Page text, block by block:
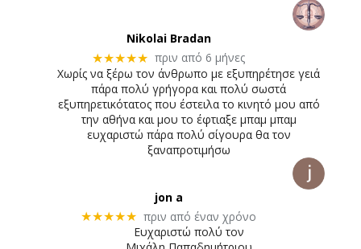
Nikolai Bradan
★★★★★ πριν από 6 μήνες
Χωρίς να ξέρω τον άνθρωπο με εξυπηρέτησε γειά
πάρα πολύ γρήγορα και πολύ σωστά
εξυπηρετικότατος που έστειλα το κινητό μου από
την αθήνα και μου το έφτιαξε μπαμ μπαμ
ευχαριστώ πάρα πολύ σίγουρα θα τον
ξαναπροτιμήσω
jon a
★★★★★ πριν από έναν χρόνο
Ευχαριστώ πολύ τον